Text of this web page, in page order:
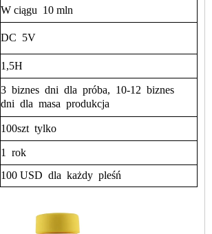
W ciągu 10 mln
DC 5V
1,5H
3 biznes dni dla próba, 10-12 biznes
dni dla masa produkcja
100szt tylko
1
rok
100 USD dla każdy pleśń